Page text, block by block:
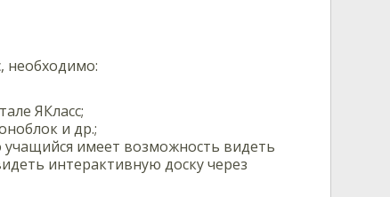
необходимо:
ЯКласс;
и др.;
имеет возможность видеть
интерактивную доску через